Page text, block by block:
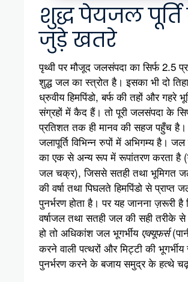
शुद्ध पेयजल
जुड़े खतरे
पृथ्वी पर मौजूद जलसंपदा का सिर्फ 2.5
शुद्ध जल का स्त्रोत है। इसका भी दो
ध्रुवीय हिमपिंडो, बर्फ की तहों और गहरे
संग्रहों में कैद हैं। तो पूरी जलसंपदा के
प्रतिशत तक ही मानव की सहज पहुँच है।
जलापूर्ति विभिन्न रुपों में अभिगम्य है।
का एक से अन्य रूप में रूपांतरण करता है (
जल चक्र), जिससे सतही तथा भूमिगत
की वर्षा तथा पिघलते हिमपिंडो से प्राप्त
पुनर्भरण होता है। पर यह जानना ज़रूरी
वर्षाजल तथा सतही जल की सही तरीके से
हो तो अधिकांश जल भूगर्भीय एक्यूफर्स
करने वाली पत्थरों और मिट्टी की
पुनर्भरण करने के बजाय समुद्र के हत्थे